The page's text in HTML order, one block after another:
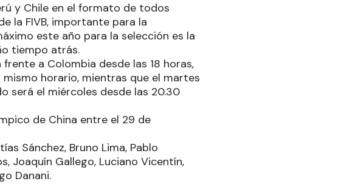
y Chile en el formato de todos
la FIVB, importante para la
este año para la selección es la
tiempo atrás.
a Colombia desde las 18 horas,
horario, mientras que el martes
será el miércoles desde las 20.30
de China entre el 29 de
Sánchez, Bruno Lima, Pablo
Joaquín Gallego, Luciano Vicentín,
Danani.